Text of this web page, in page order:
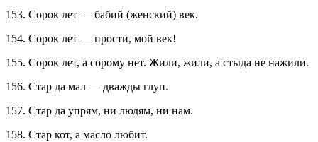
153. Сорок лет — бабий (женский) век.
154. Сорок лет — прости, мой век!
155. Сорок лет, а сорому нет. Жили, жили, а стыда не нажили.
156. Стар да мал — дважды глуп.
157. Стар да упрям, ни людям, ни нам.
158. Стар кот, а масло любит.